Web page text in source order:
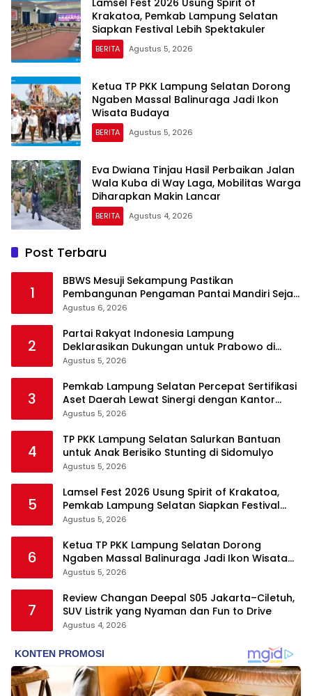
Lamsel Fest 2026 Usung Spirit of
Krakatoa, Pemkab Lampung Selatan
Siapkan Festival Lebih Spektakuler
BERITA Agustus 5, 2026
Ketua TP PKK Lampung Selatan Dorong
Ngaben Massal Balinuraga Jadi Ikon
Wisata Budaya
BERITA Agustus 5, 2026
Eva Dwiana Tinjau Hasil Perbaikan Jalan
Wala Kuba di Way Laga, Mobilitas Warga
Diharapkan Makin Lancar
BERITA Agustus 4, 2026
Post Terbaru
1
BBWS Mesuji Sekampung Pastikan
Pembangunan Pengaman Pantai Mandiri Sejati
Krui Penuhi Spesifikasi Teknis
Agustus 6, 2026
2
Partai Rakyat Indonesia Lampung
Deklarasikan Dukungan untuk Prabowo di
Pilpres 2029
Agustus 5, 2026
3
Pemkab Lampung Selatan Percepat Sertifikasi
Aset Daerah Lewat Sinergi dengan Kantor
Pertanahan
Agustus 5, 2026
4
TP PKK Lampung Selatan Salurkan Bantuan
untuk Anak Berisiko Stunting di Sidomulyo
Agustus 5, 2026
5
Lamsel Fest 2026 Usung Spirit of Krakatoa,
Pemkab Lampung Selatan Siapkan Festival
Lebih Spektakuler
Agustus 5, 2026
6
Ketua TP PKK Lampung Selatan Dorong
Ngaben Massal Balinuraga Jadi Ikon Wisata
Budaya
Agustus 5, 2026
7
Review Changan Deepal S05 Jakarta–Ciletuh,
SUV Listrik yang Nyaman dan Fun to Drive
Agustus 4, 2026